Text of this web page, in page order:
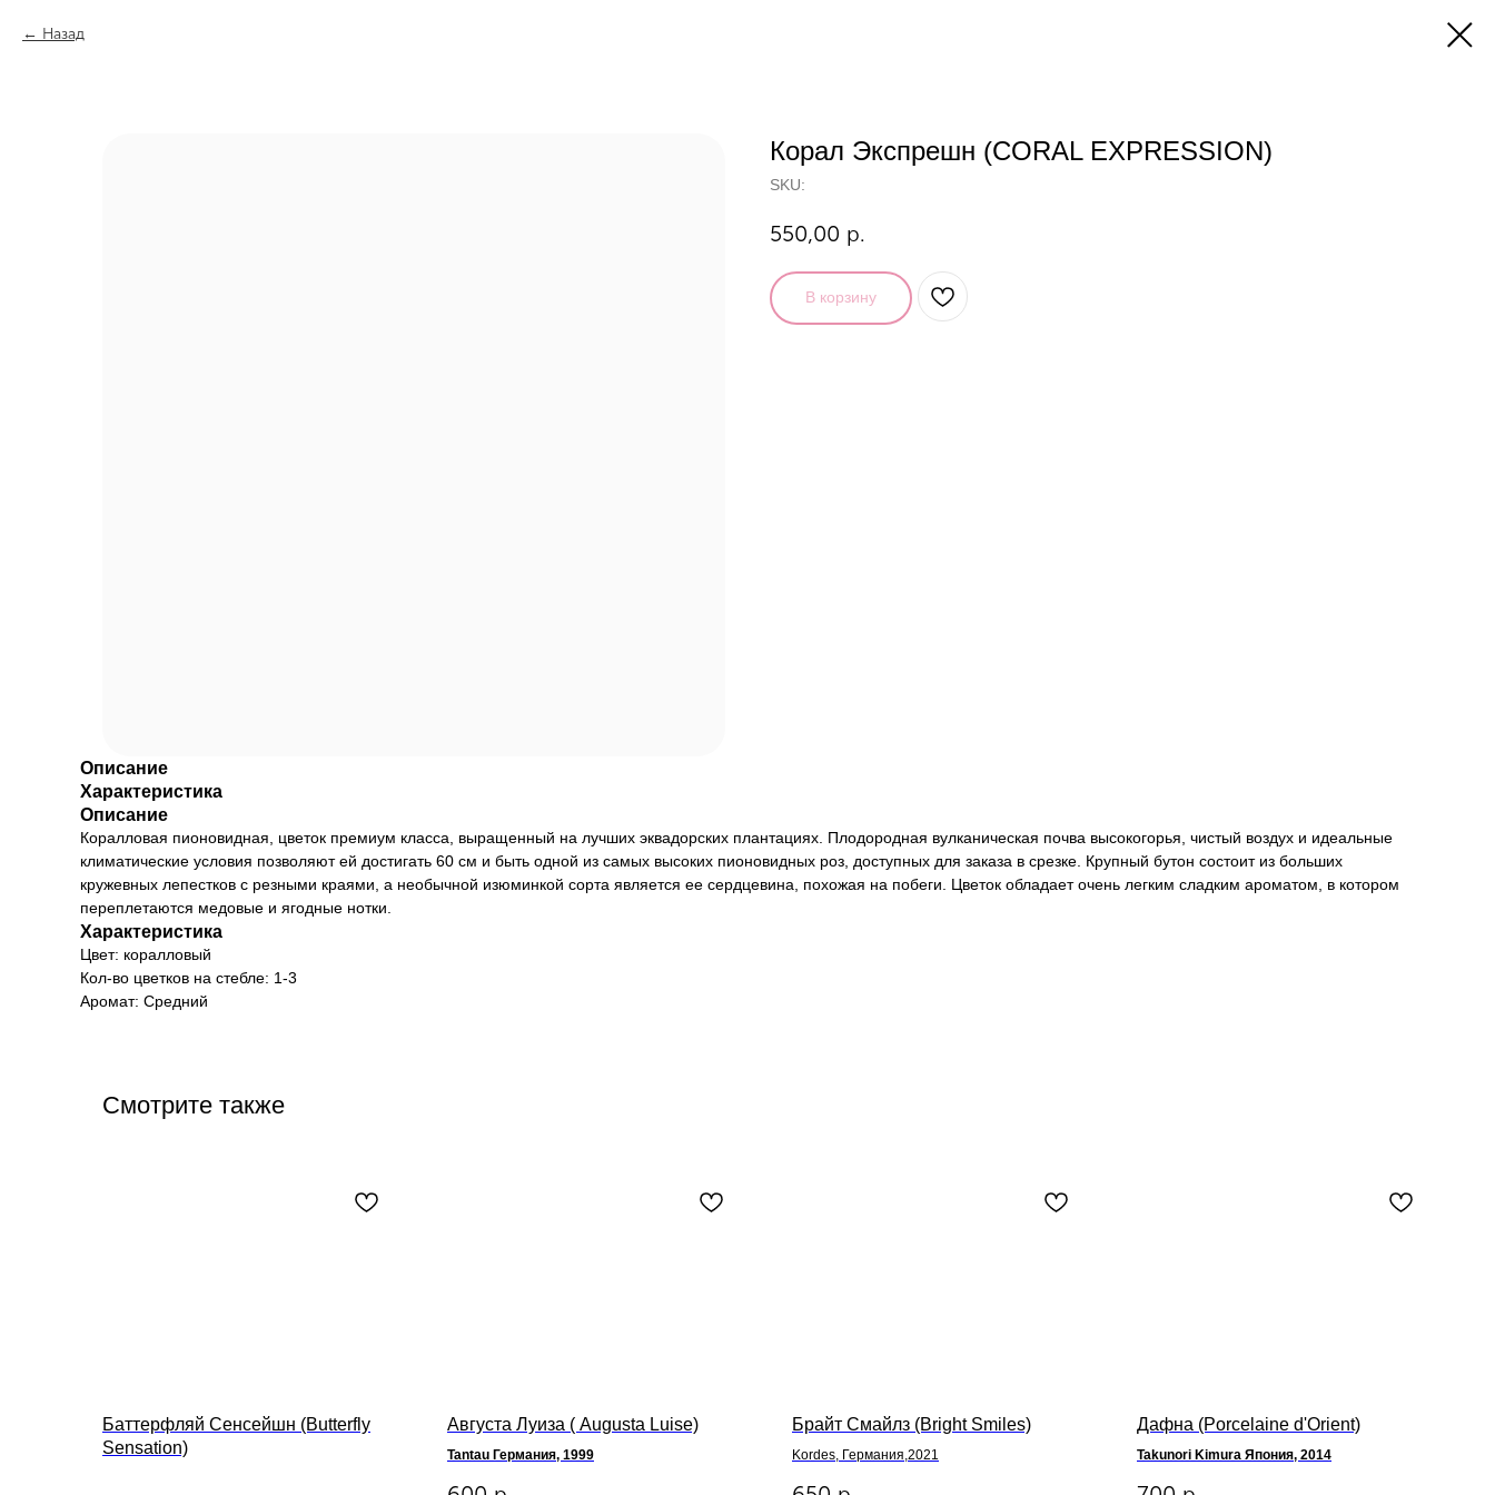
Назад
Корал Экспрешн (CORAL EXPRESSION)
SKU:
550,00 р.
В корзину
Описание
Характеристика
Описание
Коралловая пионовидная, цветок премиум класса, выращенный на лучших эквадорских плантациях. Плодородная вулканическая почва высокогорья, чистый воздух и идеальные
климатические условия позволяют ей достигать 60 см и быть одной из самых высоких пионовидных роз, доступных для заказа в срезке. Крупный бутон состоит из больших
кружевных лепестков с резными краями, а необычной изюминкой сорта является ее сердцевина, похожая на побеги. Цветок обладает очень легким сладким ароматом, в котором
переплетаются медовые и ягодные нотки.
Характеристика
Цвет: коралловый
Кол-во цветков на стебле: 1-3
Аромат: Средний
Смотрите также
Баттерфляй Сенсейшн (Butterfly
Sensation)
Августа Луиза ( Augusta Luise)
Tantau Германия, 1999
Брайт Смайлз (Bright Smiles)
Kordes, Германия,2021
Дафна (Porcelaine d'Orient)
Takunori Kimura Япония, 2014